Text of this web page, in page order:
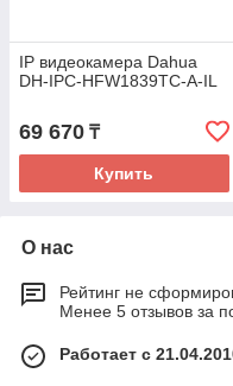
IP видеокамера Dahua
DH-IPC-HFW1839TC-A-IL
69 670 ₸
Купить
О нас
Рейтинг не
Менее 5 отзывов за
Работает с